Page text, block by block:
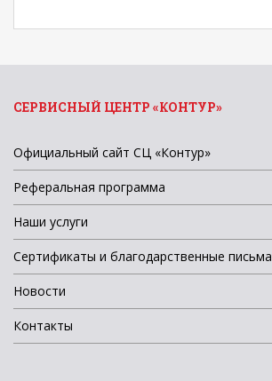
СЕРВИСНЫЙ ЦЕНТР «КОНТУР»
Официальный сайт СЦ «Контур»
Реферальная программа
Наши услуги
Сертификаты и благодарственные письма
Новости
Контакты